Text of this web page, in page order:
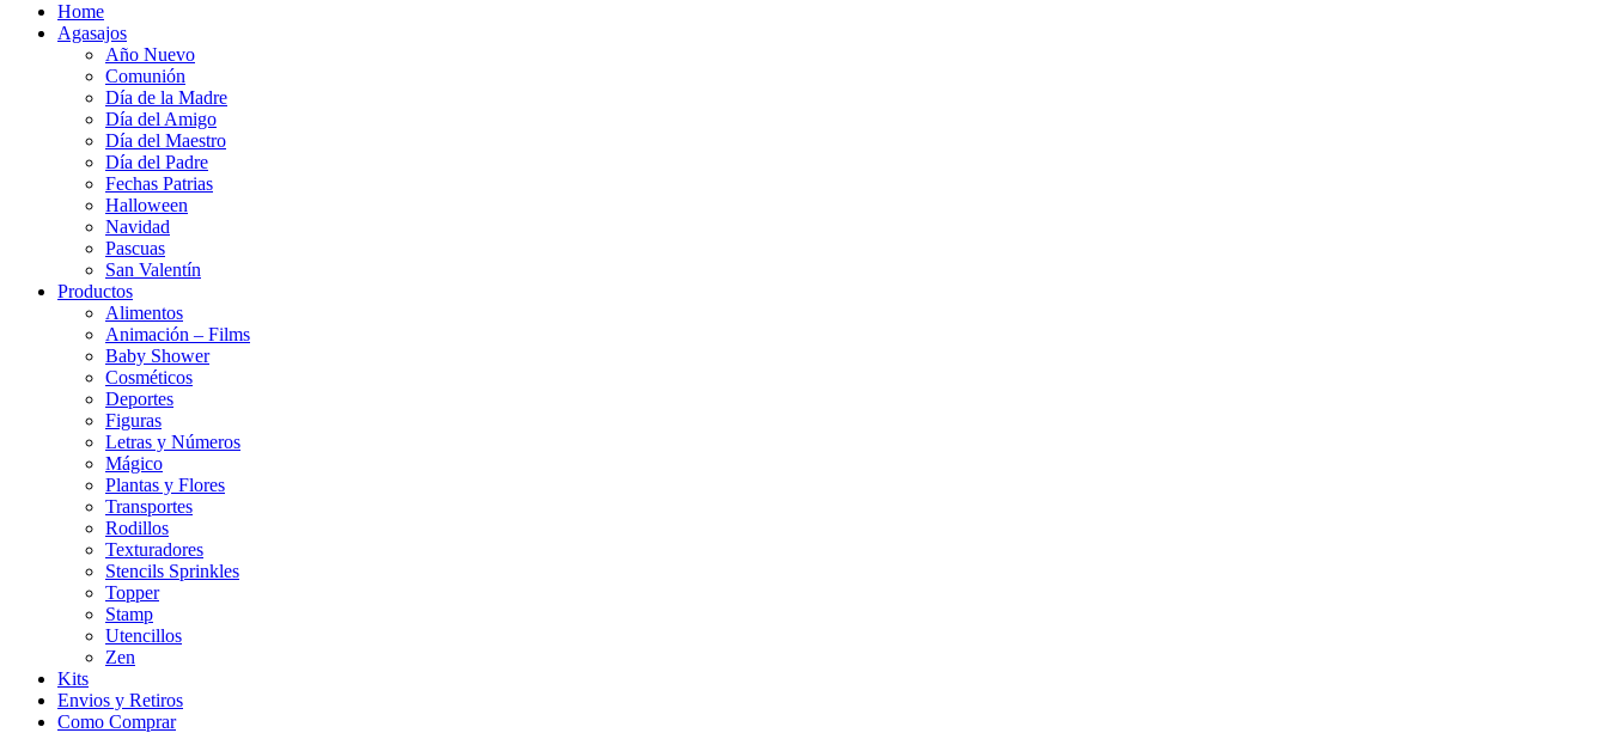
Home
Agasajos
Año Nuevo
Comunión
Día de la Madre
Día del Amigo
Día del Maestro
Día del Padre
Fechas Patrias
Halloween
Navidad
Pascuas
San Valentín
Productos
Alimentos
Animación – Films
Baby Shower
Cosméticos
Deportes
Figuras
Letras y Números
Mágico
Plantas y Flores
Transportes
Rodillos
Texturadores
Stencils Sprinkles
Topper
Stamp
Utencillos
Zen
Kits
Envios y Retiros
Como Comprar